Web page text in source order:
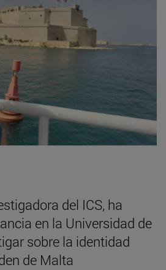
del ICS, ha
en la Universidad de
sobre la identidad
de Malta